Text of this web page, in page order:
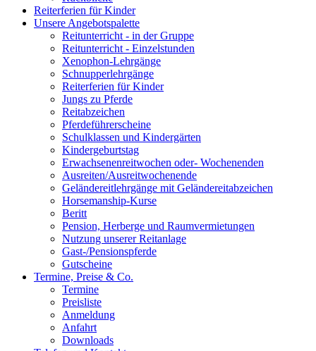
Reiterferien für Kinder
Unsere Angebotspalette
Reitunterricht - in der Gruppe
Reitunterricht - Einzelstunden
Xenophon-Lehrgänge
Schnupperlehrgänge
Reiterferien für Kinder
Jungs zu Pferde
Reitabzeichen
Pferdeführerscheine
Schulklassen und Kindergärten
Kindergeburtstag
Erwachsenenreitwochen oder- Wochenenden
Ausreiten/Ausreitwochenende
Geländereitlehrgänge mit Geländereitabzeichen
Horsemanship-Kurse
Beritt
Pension, Herberge und Raumvermietungen
Nutzung unserer Reitanlage
Gast-/Pensionspferde
Gutscheine
Termine, Preise & Co.
Termine
Preisliste
Anmeldung
Anfahrt
Downloads